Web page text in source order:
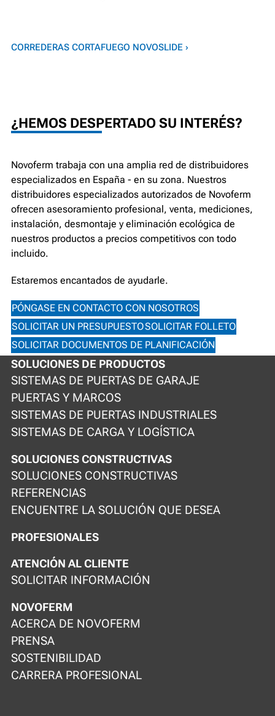
CORREDERAS CORTAFUEGO NOVOSLIDE ›
¿HEMOS DESPERTADO SU INTERÉS?
Novoferm trabaja con una amplia red de distribuidores
especializados en España - en su zona. Nuestros
distribuidores especializados autorizados de Novoferm
ofrecen asesoramiento profesional, venta, mediciones,
instalación, desmontaje y eliminación ecológica de
nuestros productos a precios competitivos con todo
incluido.
Estaremos encantados de ayudarle.
PÓNGASE EN CONTACTO CON NOSOTROS
SOLICITAR UN PRESUPUESTOSOLICITAR FOLLETO
SOLICITAR DOCUMENTOS DE PLANIFICACIÓN
SOLUCIONES DE PRODUCTOS
SISTEMAS DE PUERTAS DE GARAJE
PUERTAS Y MARCOS
SISTEMAS DE PUERTAS INDUSTRIALES
SISTEMAS DE CARGA Y LOGÍSTICA
SOLUCIONES CONSTRUCTIVAS
SOLUCIONES CONSTRUCTIVAS
REFERENCIAS
ENCUENTRE LA SOLUCIÓN QUE DESEA
PROFESIONALES
ATENCIÓN AL CLIENTE
SOLICITAR INFORMACIÓN
NOVOFERM
ACERCA DE NOVOFERM
PRENSA
SOSTENIBILIDAD
CARRERA PROFESIONAL